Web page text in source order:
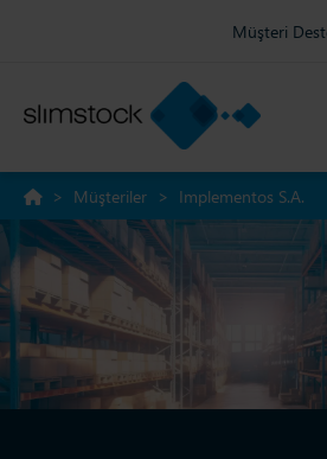
Müşteri
> Müşteriler > Implementos S.A.